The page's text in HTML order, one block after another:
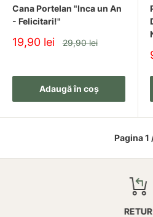
Cana Portelan "Inca un An
- Felicitari!"
Pret
redus
19,90 lei Pret
29,90 lei
Adaugă în coș
Pagina 1
RETUR